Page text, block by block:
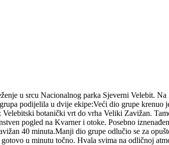
u srcu Nacionalnog parka Sjeverni Velebit.
podijelila u dvije ekipe:Veći dio grupe
botanički vrt do vrha Veliki Zavižan.
pogled na Kvarner i otoke. Posebno
40 minuta.Manji dio grupe odlučio se za
u minutu točno. Hvala svima na odličnoj